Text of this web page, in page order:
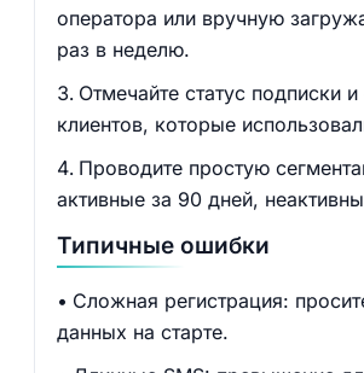
оператора или вручную
раз в неделю.
Отмечайте статус подписки
клиентов, которые
Проводите простую
активные за 90 дней,
Типичные ошибки
Сложная регистрация:
данных на старте.